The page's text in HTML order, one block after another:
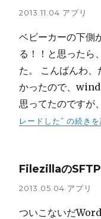
2013.11.04 アプリ
ベビーカーの下側
る！！と思ったら
た。 こんばんわ
かったので、
思ってたのですが
レードした” の続き
FilezillaのSFTP
2013.05.04 アプリ
ついこないだ